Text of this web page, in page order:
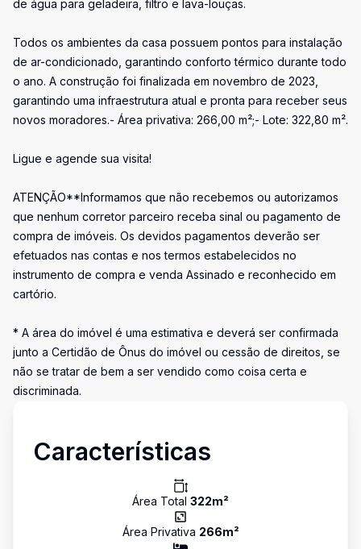
de água para geladeira, filtro e lava-louças.
Todos os ambientes da casa possuem pontos para instalação
de ar-condicionado, garantindo conforto térmico durante todo
o ano. A construção foi finalizada em novembro de 2023,
garantindo uma infraestrutura atual e pronta para receber seus
novos moradores.- Área privativa: 266,00 m²;- Lote: 322,80 m².
Ligue e agende sua visita!
ATENÇÃO**Informamos que não recebemos ou autorizamos
que nenhum corretor parceiro receba sinal ou pagamento de
compra de imóveis. Os devidos pagamentos deverão ser
efetuados nas contas e nos termos estabelecidos no
instrumento de compra e venda Assinado e reconhecido em
cartório.
* A área do imóvel é uma estimativa e deverá ser confirmada
junto a Certidão de Ônus do imóvel ou cessão de direitos, se
não se tratar de bem a ser vendido como coisa certa e
discriminada.
Características
Área Total 322m²
Área Privativa 266m²